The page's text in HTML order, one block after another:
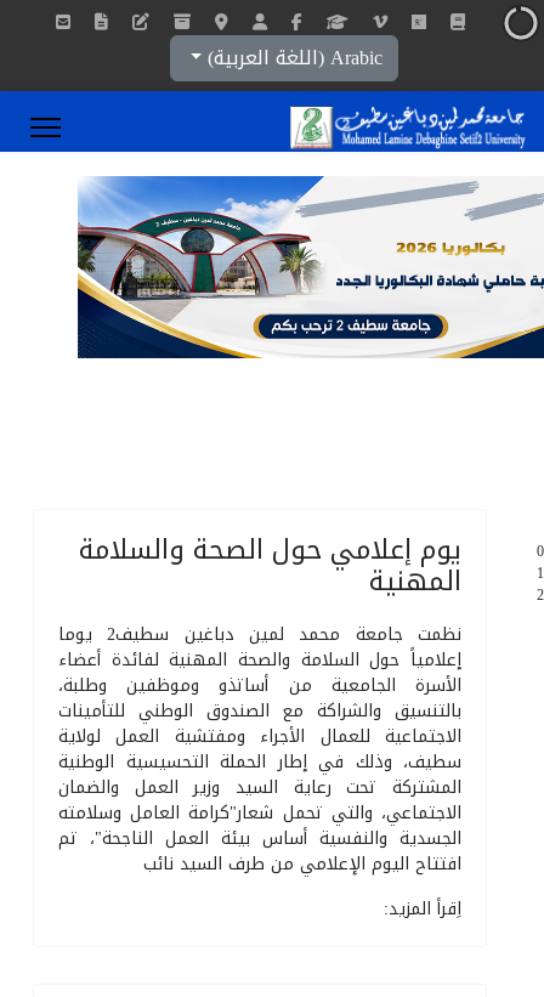
اختر لغتك
Arabic (اللغة العربية)
يوم إعلامي حول الصحة والسلامة
المهنية
نظمت جامعة محمد لمين دباغين سطيف2 يوما
إعلامياً حول السلامة والصحة المهنية لفائدة أعضاء
الأسرة الجامعية من أساتذو وموظفين وطلبة،
بالتنسيق والشراكة مع الصندوق الوطني للتأمينات
الاجتماعية للعمال الأجراء ومفتشية العمل لولاية
سطيف، وذلك في إطار الحملة التحسيسية الوطنية
المشتركة تحت رعاية السيد وزير العمل والضمان
الاجتماعي، والتي تحمل شعار"كرامة العامل وسلامته
الجسدية والنفسية أساس بيئة العمل الناجحة"، تم
افتتاح اليوم الإعلامي من طرف السيد نائب
اِقرأ المزيد: